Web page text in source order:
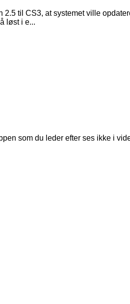
til CS3, at systemet ville
løst i e...
som du leder efter ses ikke i